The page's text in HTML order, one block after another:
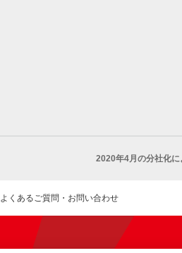
2020年4月の分社化に
よくあるご質問・お問い合わせ